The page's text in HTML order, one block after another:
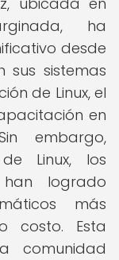
ha
desde
sus sistemas
de Linux, el
en
embargo,
Linux, los
logrado
más
costo. Esta
comunidad